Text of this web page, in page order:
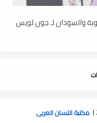
والسودان لـ جون لويس
مكتبة اللسان العربى